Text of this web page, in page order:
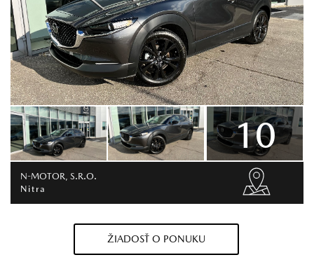
10
N-MOTOR, S.R.O.
Nitra
ŽIADOSŤ O PONUKU